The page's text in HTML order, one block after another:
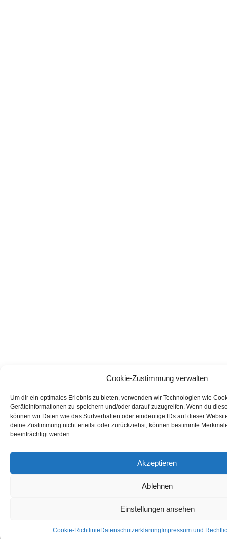
Cookie-Zustimmung verwalten
Um dir ein optimales Erlebnis zu bieten, verwenden wir Technologien wie
Geräteinformationen zu speichern und/oder darauf zuzugreifen. Wenn du
können wir Daten wie das Surfverhalten oder eindeutige IDs auf dieser
deine Zustimmung nicht erteilst oder zurückziehst, können bestimmte
beeinträchtigt werden.
Akzeptieren
Ablehnen
Einstellungen ansehen
Cookie-Richtlinie Datenschutzerklärung Impressum und